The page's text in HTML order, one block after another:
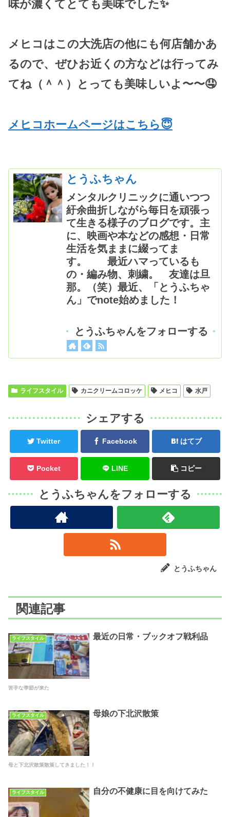
味が濃くてとても美味でした✨
メヒコはこの大洗店の他にも何店舗かあ
るので、ぜひお近くの方などは行ってみ
てね（＾＾）とっても美味しいよ〜〜🤤
メヒコホームページはこちら😇
とうふちゃん
メンタルクリニックに通いつつ
紆余曲折しながら毎日を頑張っ
て生きる様子のブログです。主
に、映画や本などの感想・日常
生活を気ままに綴ってま
す。 最近ハマっているも
の・編み物、刺繍。 友達は旦
那。（笑）最近、「とうふちゃ
ん」でnote始めました！
とうふちゃんをフォローする
ライフスタイル カニクリームコロッケ メヒコ 水戸
シェアする
Twitter Facebook はてブ
Pocket LINE コピー
とうふちゃんをフォローする
とうふちゃん
関連記事
ライフスタイル 最近の日常・ブックオフ戦利品
苦手な季節が来た
ライフスタイル 母娘の下北沢散策
母と下北沢散策散策してきました！！
ライフスタイル 自分の不健康に目を向けてみた